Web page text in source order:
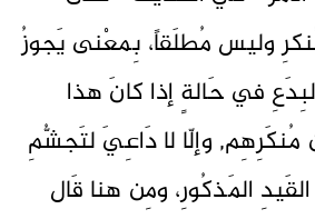
وليس مُطلَقاً، بِمعْنى يَجوزُ
في حَالةٍ إذا كانَ هذا
وإلّا لا دَاعِيَ لتَجشُّمِ
المَذكُورِ، ومِن هنا قَال